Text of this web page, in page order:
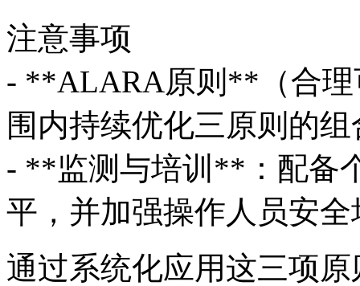
注意事项
- **ALARA原则**（合理
围内持续优化三原则的组
- **监测与培训**：配备
平，并加强操作人员安全
通过系统化应用这三项